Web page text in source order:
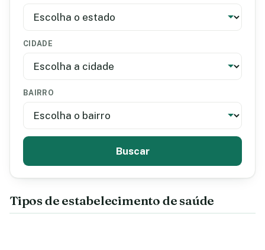
CIDADE
BAIRRO
Buscar
Tipos de estabelecimento de saúde